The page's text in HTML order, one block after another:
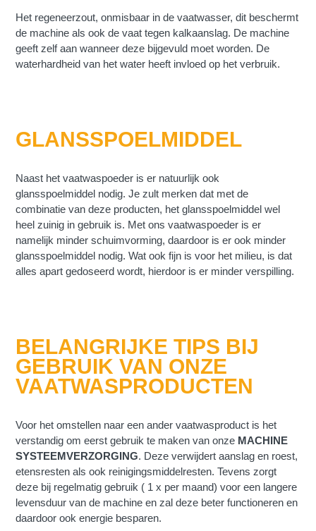
Het regeneerzout, onmisbaar in de vaatwasser, dit beschermt
de machine als ook de vaat tegen kalkaanslag. De machine
geeft zelf aan wanneer deze bijgevuld moet worden. De
waterhardheid van het water heeft invloed op het verbruik.
GLANSSPOELMIDDEL
Naast het vaatwaspoeder is er natuurlijk ook
glansspoelmiddel nodig. Je zult merken dat met de
combinatie van deze producten, het glansspoelmiddel wel
heel zuinig in gebruik is. Met ons vaatwaspoeder is er
namelijk minder schuimvorming, daardoor is er ook minder
glansspoelmiddel nodig. Wat ook fijn is voor het milieu, is dat
alles apart gedoseerd wordt, hierdoor is er minder verspilling.
BELANGRIJKE TIPS BIJ
GEBRUIK VAN ONZE
VAATWASPRODUCTEN
Voor het omstellen naar een ander vaatwasproduct is het
verstandig om eerst gebruik te maken van onze MACHINE
SYSTEEMVERZORGING. Deze verwijdert aanslag en roest,
etensresten als ook reinigingsmiddelresten. Tevens zorgt
deze bij regelmatig gebruik ( 1 x per maand) voor een langere
levensduur van de machine en zal deze beter functioneren en
daardoor ook energie besparen.